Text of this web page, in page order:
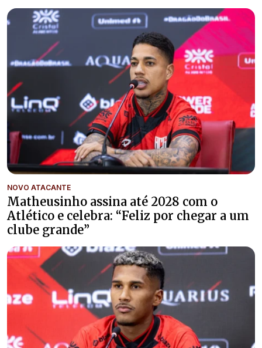
NOVO ATACANTE
Matheusinho assina até 2028 com o
Atlético e celebra: “Feliz por chegar a um
clube grande”